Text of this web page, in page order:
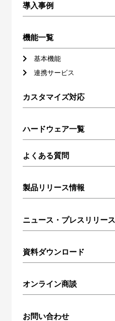
導入事例
機能一覧
基本機能
連携サービス
カスタマイズ対応
ハードウェア一覧
よくある質問
製品リリース情報
ニュース・プレスリリース
資料ダウンロード
オンライン商談
お問い合わせ